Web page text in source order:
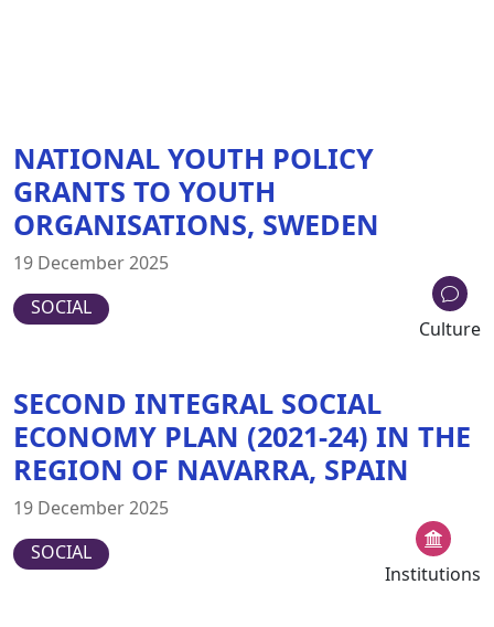
NATIONAL YOUTH POLICY
GRANTS TO YOUTH
ORGANISATIONS, SWEDEN
19 December 2025
SOCIAL
Culture
SECOND INTEGRAL SOCIAL
ECONOMY PLAN (2021-24) IN THE
REGION OF NAVARRA, SPAIN
19 December 2025
SOCIAL
Institutions